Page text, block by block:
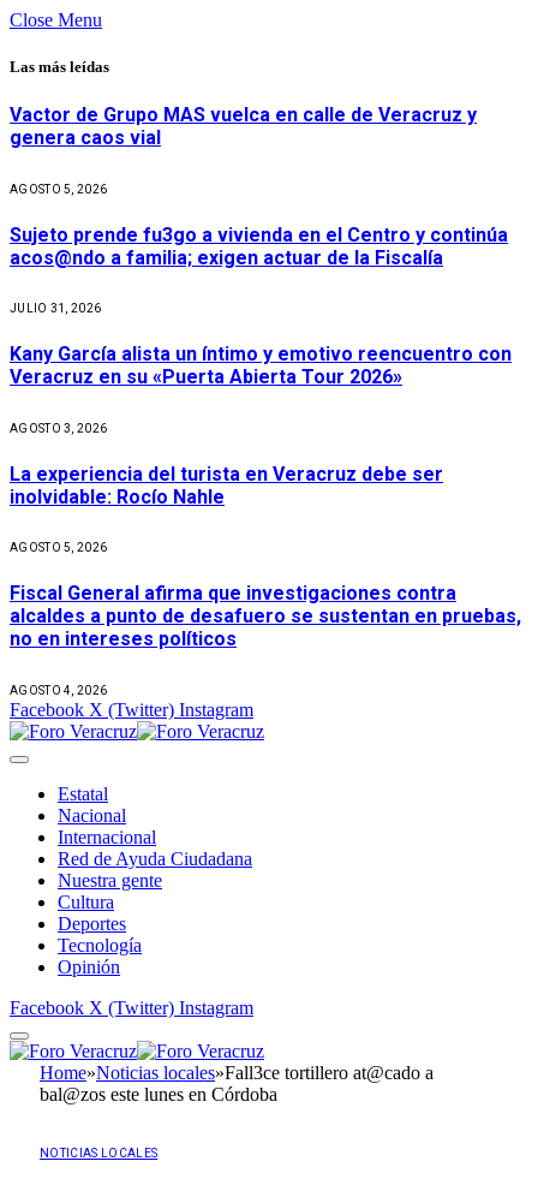
Close Menu
Las más leídas
Vactor de Grupo MAS vuelca en calle de Veracruz y
genera caos vial
AGOSTO 5, 2026
Sujeto prende fu3go a vivienda en el Centro y continúa
acos@ndo a familia; exigen actuar de la Fiscalía
JULIO 31, 2026
Kany García alista un íntimo y emotivo reencuentro con
Veracruz en su «Puerta Abierta Tour 2026»
AGOSTO 3, 2026
La experiencia del turista en Veracruz debe ser
inolvidable: Rocío Nahle
AGOSTO 5, 2026
Fiscal General afirma que investigaciones contra
alcaldes a punto de desafuero se sustentan en pruebas,
no en intereses políticos
AGOSTO 4, 2026
Facebook X (Twitter) Instagram
Estatal
Nacional
Internacional
Red de Ayuda Ciudadana
Nuestra gente
Cultura
Deportes
Tecnología
Opinión
Facebook X (Twitter) Instagram
Home»Noticias locales»Fall3ce tortillero at@cado a
bal@zos este lunes en Córdoba
NOTICIAS LOCALES